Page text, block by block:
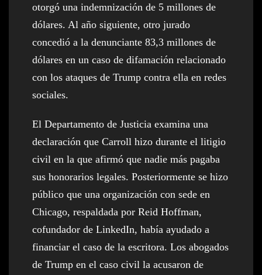
otorgó una indemnización de 5 millones de
dólares. Al año siguiente, otro jurado
concedió a la denunciante 83,3 millones de
dólares en un caso de difamación relacionado
con los ataques de Trump contra ella en redes
sociales.
El Departamento de Justicia examina una
declaración que Carroll hizo durante el litigio
civil en la que afirmó que nadie más pagaba
sus honorarios legales. Posteriormente se hizo
público que una organización con sede en
Chicago, respaldada por Reid Hoffman,
cofundador de LinkedIn, había ayudado a
financiar el caso de la escritora. Los abogados
de Trump en el caso civil la acusaron de